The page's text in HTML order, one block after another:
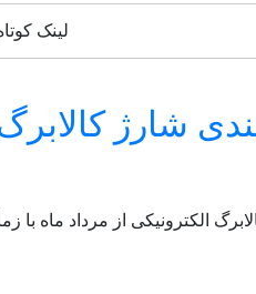
لینک
شارژ
الکترونیکی از مرداد ماه